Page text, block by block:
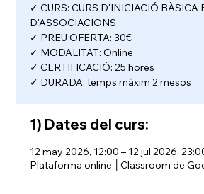
✓ CURS: CURS D'INICIACIÓ BÀSICA
D'ASSOCIACIONS
✓ PREU OFERTA: 30€
✓ MODALITAT: Online
✓ CERTIFICACIÓ: 25 hores
✓ DURADA: temps màxim 2 mesos
1) Dates del curs:
12 may 2026, 12:00 – 12 jul 2026,
Plataforma online │Classroom de